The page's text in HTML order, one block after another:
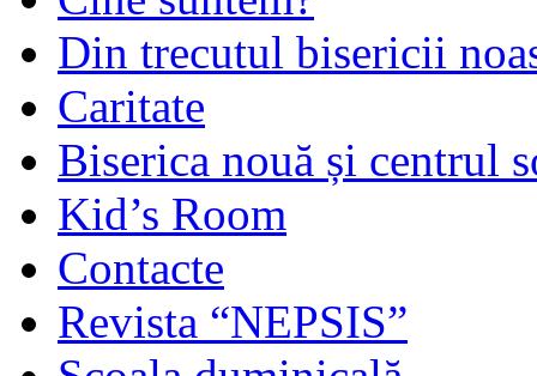
Din trecutul bisericii
Caritate
Biserica nouă și centrul
Kid’s Room
Contacte
Revista “NEPSIS”